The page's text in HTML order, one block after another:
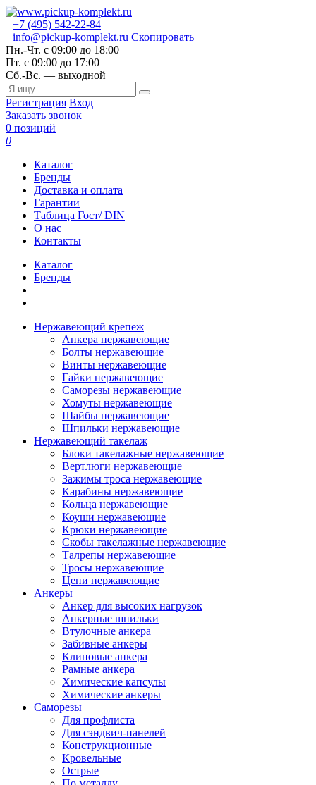
+7 (495) 542-22-84
info@pickup-komplekt.ru Скопировать
Пн.-Чт. с 09:00 до 18:00
Пт. с 09:00 до 17:00
Сб.-Вс. — выходной
Регистрация Вход
Заказать звонок
0 позиций
0
Каталог
Бренды
Доставка и оплата
Гарантии
Таблица Гост/ DIN
О нас
Контакты
Каталог
Бренды
Нержавеющий крепеж
Анкера нержавеющие
Болты нержавеющие
Винты нержавеющие
Гайки нержавеющие
Саморезы нержавеющие
Хомуты нержавеющие
Шайбы нержавеющие
Шпильки нержавеющие
Нержавеющий такелаж
Блоки такелажные нержавеющие
Вертлюги нержавеющие
Зажимы троса нержавеющие
Карабины нержавеющие
Кольца нержавеющие
Коуши нержавеющие
Крюки нержавеющие
Скобы такелажные нержавеющие
Талрепы нержавеющие
Тросы нержавеющие
Цепи нержавеющие
Анкеры
Анкер для высоких нагрузок
Анкерные шпильки
Втулочные анкера
Забивные анкеры
Клиновые анкера
Рамные анкера
Химические капсулы
Химические анкеры
Саморезы
Для профлиста
Для сэндвич-панелей
Конструкционные
Кровельные
Острые